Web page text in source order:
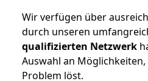
Wir verfügen über
durch unseren
qualifizierten Netzwerk
Auswahl an
Problem löst.